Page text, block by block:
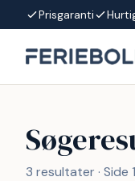
Spring til indhold
Prisgaranti
3 resultater · Side 1